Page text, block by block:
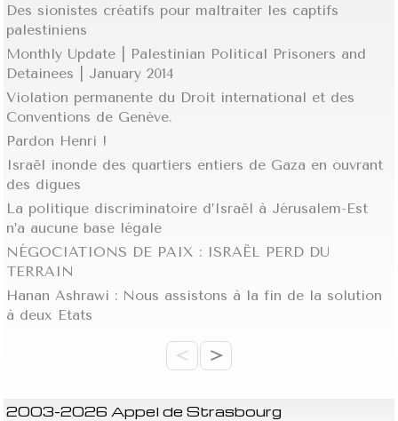
Des sionistes créatifs pour maltraiter les captifs
palestiniens
Monthly Update | Palestinian Political Prisoners and
Detainees | January 2014
Violation permanente du Droit international et des
Conventions de Genève.
Pardon Henri !
Israël inonde des quartiers entiers de Gaza en ouvrant
des digues
La politique discriminatoire d’Israël à Jérusalem-Est
n’a aucune base légale
NÉGOCIATIONS DE PAIX : ISRAËL PERD DU
TERRAIN
Hanan Ashrawi : Nous assistons à la fin de la solution
à deux Etats
< >
2003-2026 Appel de Strasbourg